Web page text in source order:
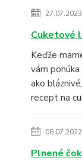
27.07.2023
Cuketové
Keďže
vám
ako
recept na
08.07.2022
Plnené